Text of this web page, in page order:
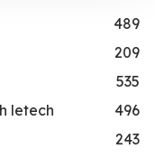
489
209
535
letech
496
243